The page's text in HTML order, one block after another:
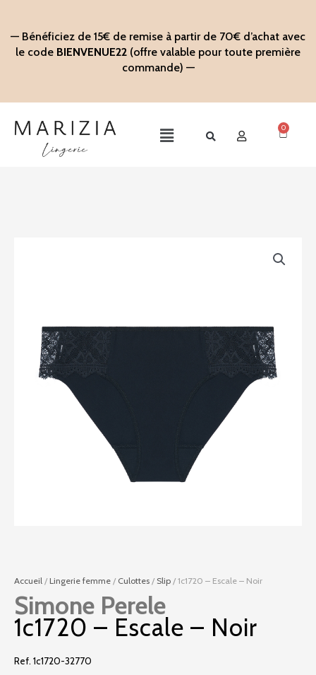
contenu
— Bénéficiez de 15€ de remise à partir de 70€ d’achat avec
le code BIENVENUE22 (offre valable pour toute première
commande) —
Main
0
Panier
Accueil / Lingerie femme / Culottes / Slip / 1c1720 – Escale – Noir
Simone Perele
1c1720 – Escale – Noir
Ref. 1c1720-32770